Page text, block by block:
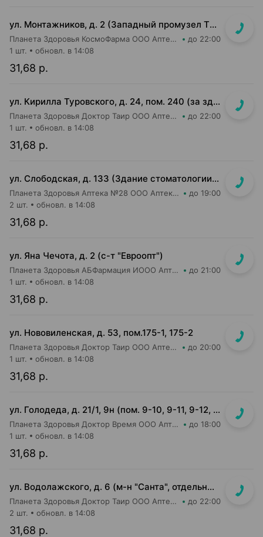
ул. Монтажников, д. 2 (Западный промузел ТЭЦ-4, м-н "Евроопт")
Планета Здоровья КосмоФарма ООО Аптека №19 до 22:00
31,68 р.
1 шт. обновл. в 14:08
ул. Кирилла Туровского, д. 24, пом. 240 (за зданием ТРЦ Dana Mall, пешеходный бульвар Пикассо, ориентир на мед.центр "Маяк Здоровья", 1 эт. жилого дома)
Планета Здоровья Доктор Таир ООО Аптека №31 до 22:00
31,68 р.
1 шт. обновл. в 14:08
ул. Слободская, д. 133 (Здание стоматологии, отдельный вход)
Планета Здоровья Аптека №28 ООО Аптека №5 до 19:00
31,68 р.
2 шт. обновл. в 14:08
ул. Яна Чечота, д. 2 (с-т "Евроопт")
Планета Здоровья АБФармация ИООО Аптека №26 до 21:00
31,68 р.
1 шт. обновл. в 14:08
ул. Нововиленская, д. 53, пом.175-1, 175-2
Планета Здоровья Доктор Таир ООО Аптека №5 до 20:00
31,68 р.
1 шт. обновл. в 14:08
ул. Голодеда, д. 21/1, 9н (пом. 9-10, 9-11, 9-12, 9-13, 9-14, 9-15, 9-16)
Планета Здоровья Доктор Время ООО Аптека №8 до 18:00
31,68 р.
1 шт. обновл. в 14:08
ул. Водолажского, д. 6 (м-н "Санта", отдельный вход с улицы)
Планета Здоровья Доктор Таир ООО Аптека №17 до 22:00
31,68 р.
2 шт. обновл. в 14:08